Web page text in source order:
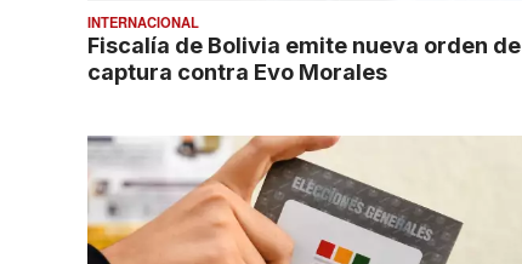
INTERNACIONAL
Fiscalía de Bolivia emite nueva orden de
captura contra Evo Morales